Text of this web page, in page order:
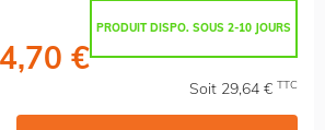
PRODUIT DISPO. SOUS 2-10 JOURS
€
Soit 29,64 € TTC